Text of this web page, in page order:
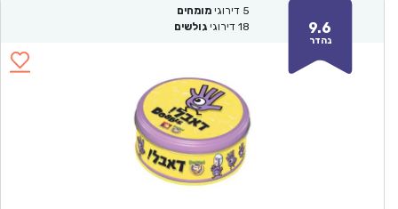
9.6
נהדר
5 דירוגי מומחים
18 דירוגי גולשים